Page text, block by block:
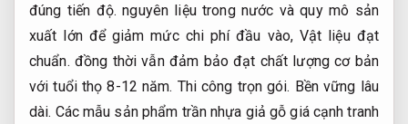
đúng tiến độ. nguyên liệu trong nước và quy mô sản
xuất lớn để giảm mức chi phí đầu vào, Vật liệu đạt
chuẩn. đồng thời vẫn đảm bảo đạt chất lượng cơ bản
với tuổi thọ 8-12 năm. Thi công trọn gói. Bền vững lâu
dài. Các mẫu sản phẩm trần nhựa giả gỗ giá cạnh tranh